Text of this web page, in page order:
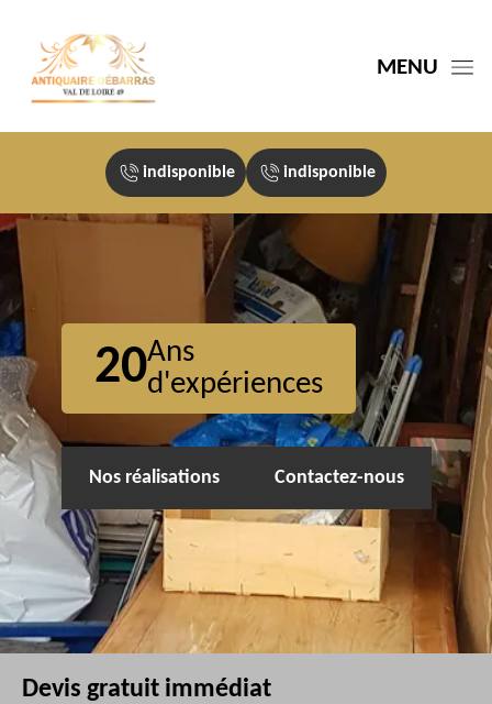
MENU
indisponible indisponible
20Ans
d'expériences
Nos réalisations Contactez-nous
Devis gratuit immédiat